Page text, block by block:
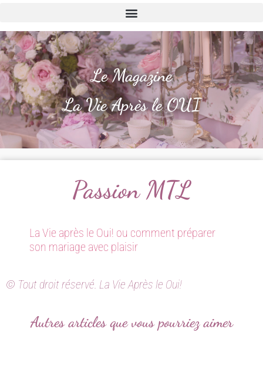
Le Magazine
La Vie Après le OUI
Passion MTL
La Vie après le Oui! ou comment préparer
son mariage avec plaisir
© Tout droit réservé. La Vie Après le Oui!
Autres articles que vous pourriez aimer